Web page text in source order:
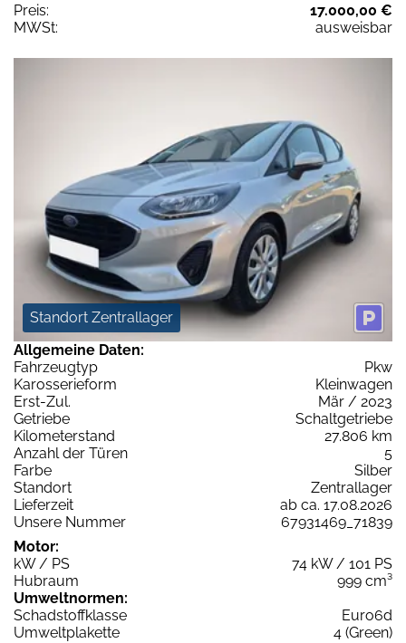
Preis:
17.000,00 €
MWSt:
ausweisbar
Standort Zentrallager
Allgemeine Daten:
Fahrzeugtyp
Pkw
Karosserieform
Kleinwagen
Erst-Zul.
Mär / 2023
Getriebe
Schaltgetriebe
Kilometerstand
27.806 km
Anzahl der Türen
5
Farbe
Silber
Standort
Zentrallager
Lieferzeit
ab ca. 17.08.2026
Unsere Nummer
67931469_71839
Motor:
kW / PS
74 kW / 101 PS
Hubraum
999 cm³
Umweltnormen:
Schadstoffklasse
Euro6d
Umweltplakette
4 (Green)